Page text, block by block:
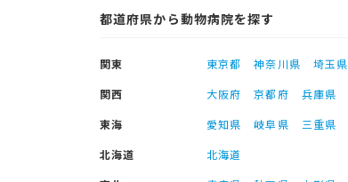
都道府県から動物病院を探す
関東 東京都 神奈川県 埼玉県
関西
大阪府 京都府 兵庫県
東海
愛知県 岐阜県 三重県
北海道
北海道